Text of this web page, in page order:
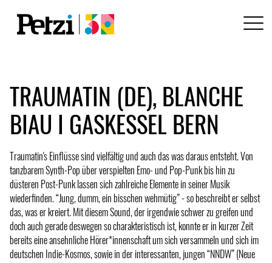
TRAUMATIN (DE), BLANCHE
BIAU I GASKESSEL BERN
Traumatin's Einflüsse sind vielfältig und auch das was daraus entsteht. Von
tanzbarem Synth-Pop über verspielten Emo- und Pop-Punk bis hin zu
düsteren Post-Punk lassen sich zahlreiche Elemente in seiner Musik
wiederfinden. “Jung, dumm, ein bisschen wehmütig” - so beschreibt er selbst
das, was er kreiert. Mit diesem Sound, der irgendwie schwer zu greifen und
doch auch gerade deswegen so charakteristisch ist, konnte er in kurzer Zeit
bereits eine ansehnliche Hörer*innenschaft um sich versammeln und sich im
deutschen Indie-Kosmos, sowie in der interessanten, jungen “NNDW” (Neue